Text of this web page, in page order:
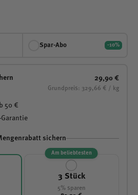
Spar-Abo -10%
29,90 €
Grundpreis: 329,66 € / kg
50 €
Garantie
sichern
3 Stück
5% sparen
Am beliebtesten